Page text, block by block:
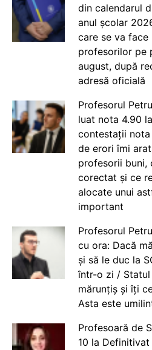
din calendarul
anul școlar
care se va face
profesorilor pe
august, după
adresă oficială
Profesorul
luat nota 4.90
contestații
de erori îmi
profesorii buni,
corectat și ce
alocate unui
important
Profesorul
cu ora: Dacă
și să le duc la
într-o zi /
mărunțiș și îți
Asta este
Profesoară de
10 la